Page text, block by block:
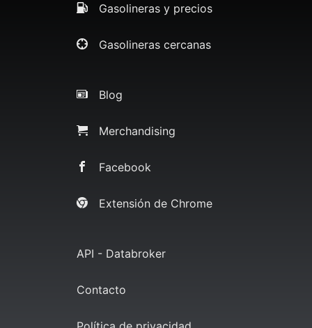
Gasolineras y precios
Gasolineras cercanas
Blog
Merchandising
Facebook
Extensión de Chrome
API - Databroker
Contacto